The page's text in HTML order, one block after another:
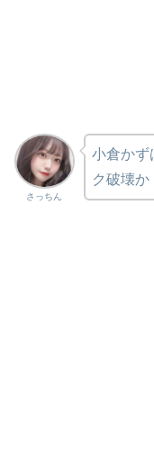
さっちん
小倉かず
ク破壊か